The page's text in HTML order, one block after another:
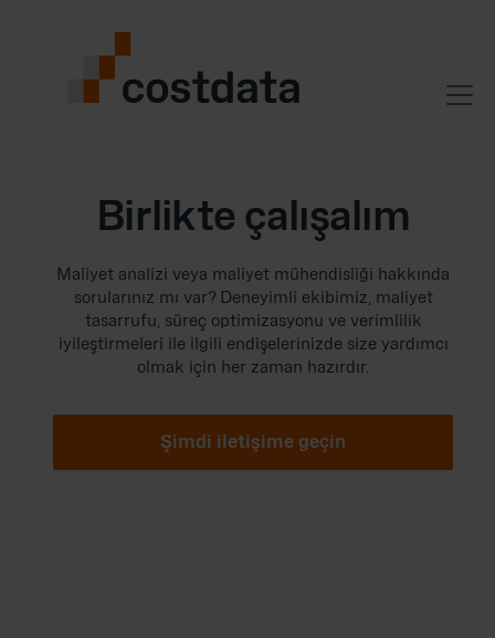
Birlikte çalışalım
Maliyet analizi veya maliyet mühendisliği hakkında
sorularınız mı var? Deneyimli ekibimiz, maliyet
tasarrufu, süreç optimizasyonu ve verimlilik
iyileştirmeleri ile ilgili endişelerinizde size yardımcı
olmak için her zaman hazırdır.
Şimdi iletişime geçin